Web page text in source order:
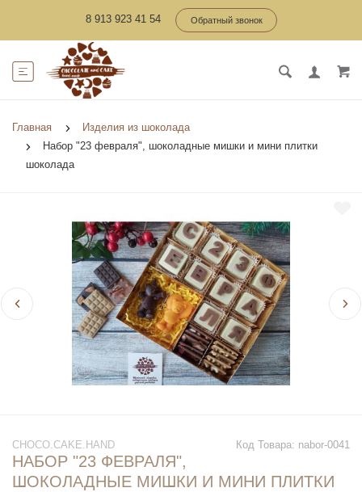
8 913 923 41 54 Обратный звонок
Главная
Изделия из шоколада
Набор "23 февраля", шоколадные мишки и мини плитки
шоколада
Код Товара: nabor-0041
CHOCO.CAKE.HAND
НАБОР "23 ФЕВРАЛЯ",
ШОКОЛАДНЫЕ МИШКИ И МИНИ ПЛИТКИ